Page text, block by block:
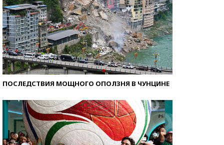
ПОСЛЕДСТВИЯ МОЩНОГО ОПОЛЗНЯ В ЧУНЦИНЕ